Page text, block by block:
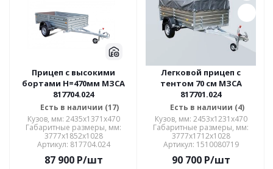
Прицеп с высокими
бортами Н=470мм МЗСА
817704.024
Есть в наличии (17)
Кузов, мм: 2435х1371х470
Габаритные размеры, мм:
3777х1852х1028
Артикул: 817704.024
87 900P/шт
Легковой прицеп с
тентом 70 см МЗСА
817701.024
Есть в наличии (4)
Кузов, мм: 2453x1231x470
Габаритные размеры, мм:
3777x1712x1028
Артикул: 1510080719
90 700P/шт